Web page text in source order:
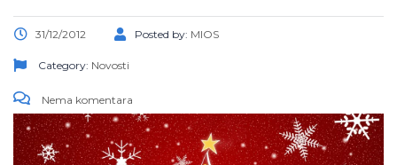
31/12/2012 Posted by: MIOS
Category: Novosti
Nema komentara